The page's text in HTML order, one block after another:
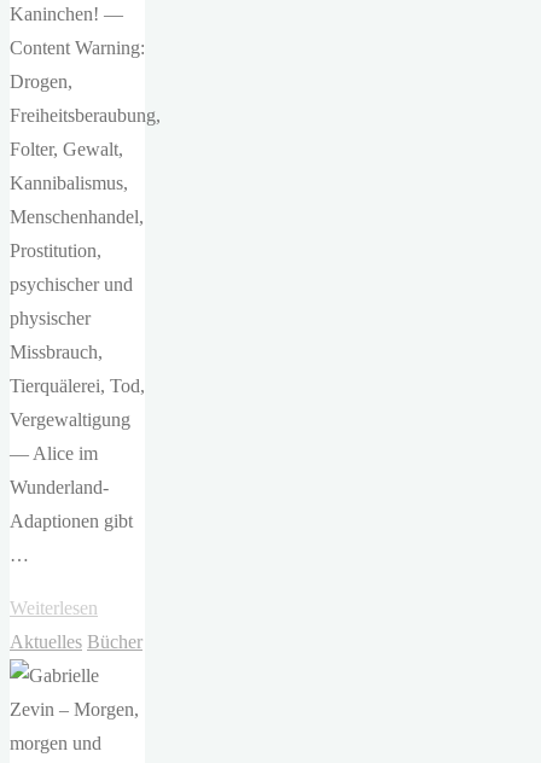
Kaninchen! —
Content Warning:
Drogen,
Freiheitsberaubung,
Folter, Gewalt,
Kannibalismus,
Menschenhandel,
Prostitution,
psychischer und
physischer
Missbrauch,
Tierquälerei, Tod,
Vergewaltigung
— Alice im
Wunderland-
Adaptionen gibt
…
Weiterlesen
Henry
–
Die
Chroniken
Aktuelles Bücher